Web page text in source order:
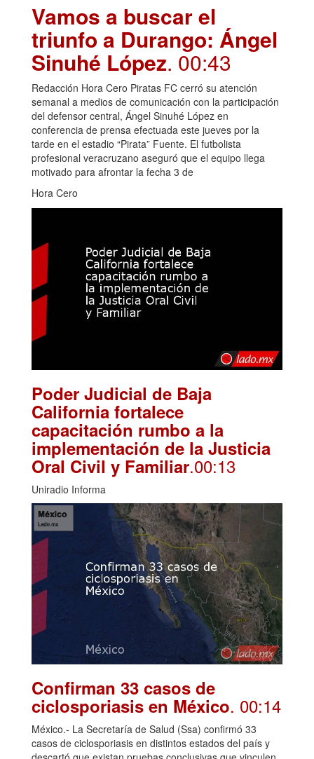
Vamos a buscar el
triunfo a Durango: Ángel
Sinuhé López. 00:43
Redacción Hora Cero Piratas FC cerró su atención
semanal a medios de comunicación con la participación
del defensor central, Ángel Sinuhé López en
conferencia de prensa efectuada este jueves por la
tarde en el estadio “Pirata” Fuente. El futbolista
profesional veracruzano aseguró que el equipo llega
motivado para afrontar la fecha 3 de
Hora Cero
Poder Judicial de Baja
California fortalece
capacitación rumbo a la
implementación de la Justicia
Oral Civil y Familiar.00:13
Uniradio Informa
Confirman 33 casos de
ciclosporiasis en México. 00:14
México.- La Secretaría de Salud (Ssa) confirmó 33
casos de ciclosporiasis en distintos estados del país y